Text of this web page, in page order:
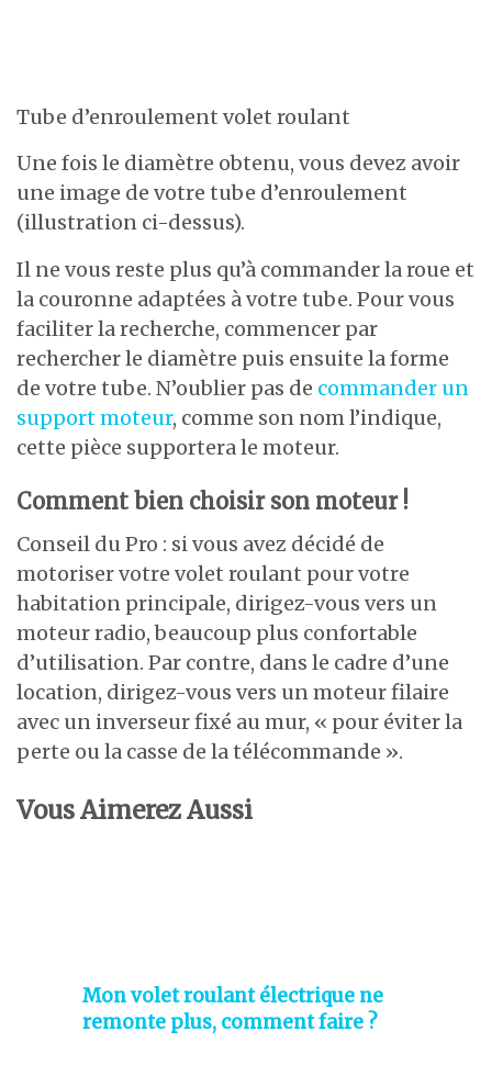
Tube d’enroulement volet roulant
Une fois le diamètre obtenu, vous devez avoir
une image de votre tube d’enroulement
(illustration ci-dessus).
Il ne vous reste plus qu’à commander la roue et
la couronne adaptées à votre tube. Pour vous
faciliter la recherche, commencer par
rechercher le diamètre puis ensuite la forme
de votre tube. N’oublier pas de commander un
support moteur, comme son nom l’indique,
cette pièce supportera le moteur.
Comment bien choisir son moteur !
Conseil du Pro : si vous avez décidé de
motoriser votre volet roulant pour votre
habitation principale, dirigez-vous vers un
moteur radio, beaucoup plus confortable
d’utilisation. Par contre, dans le cadre d’une
location, dirigez-vous vers un moteur filaire
avec un inverseur fixé au mur, « pour éviter la
perte ou la casse de la télécommande ».
Vous Aimerez Aussi
Mon volet roulant électrique ne
remonte plus, comment faire ?